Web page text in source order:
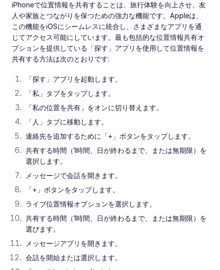
iPhoneで位置情報を共有することは、旅行体験を向上させ、友
人や家族とつながりを保つための強力な機能です。Appleは、
この機能をiOSにシームレスに統合し、さまざまなアプリを通
じてアクセス可能にしています。最も包括的な位置情報共有オ
プションを提供している「探す」アプリを使用して位置情報を
共有する方法は次のとおりです:
「探す」アプリを起動します。
「私」タブをタップします。
「私の位置を共有」をオンに切り替えます。
「人」タブに移動します。
連絡先を追加するために「+」ボタンをタップします。
共有する時間（1時間、日が終わるまで、または無期限）を
選択します。
メッセージで会話を開きます。
「+」ボタンをタップします。
ライブ位置情報オプションを選択します。
共有する時間（1時間、日が終わるまで、または無期限）を
選びます。
メッセージアプリを開きます。
会話を開始または選択します。